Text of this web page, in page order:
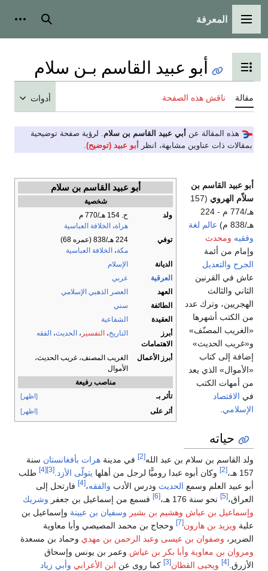
القائمة الرئيسية
المعرفة بحث
تبديل عرض جدول المحتويات
أبو عبيد القاسم بـن سلام
مقالة ناقش هذه الصفحة أدوات
هذه المقالة عن أبي عبيد القاسم بن سلام. لرؤية صفحة توضيحية
بمقالات ذات عناوين مشابهة، انظر
أبو عبيد (توضيح).
أبو عبيد القاسم بن سلام
شخصية
ولد
ح. 154 هـ/770 م
هراة، الخلافة العباسية
توفي
224 هـ/838 (عمره 68)
مكة، الخلافة العباسية
الديانة
الإسلام
العرقية
عربي
العهد
العصر الذهبي الإسلامي
الطائفة
سني
العقيدة
الشفاعية
أبرز
الاهتمامات
التاريخ، التفسير ، الحديث، الفقه
أبرز الأعمال
الغريب المصنف، غريب الحديث،
الأموال
مناصب رفيعة
تأثر بـ
[اظهر]
أثر على [اظهر]
أبو عبيد القاسم بن
سلاّم الهروي
(157
هـ/774 م - 224
هـ/838 م)
عالم لغة
وفقيه ومحدث
وإمام من أئمة
الجرح والتعديل
عاش في القرنين
الثاني والثالث
الهجريين، وترك عدد
من الكتب أشهرها
«الغريب المصنّف»
و«غريب الحديث»
إضافة إلى كتاب
«الأموال» الذي يعد
من أمهات الكتب
في الاقتصاد
الإسلامي
حياته
ولد القاسم بن سلام بن عبد الله[2] في مدينة هرات بأفغانستان سنة
157 هـ،
[2] وكان أبوه عبدا روميًّا لرجل من أهلها يتولّى الأزد.
[3]
[4]
طلب
أبو عبيد العلم وسمع الحديث ودرس الأدب والفقه،[4]
فارتحل إلى
العراق،[5] نحو سنة 176 هـ، [6] فسمع من إسماعيل بن جعفر وشريك
وإسماعيل بن عياش وهشيم بن بشير وسفيان بن عيينة وإسماعيل بن
علية ويزيد بن هارون[7]
وحجاج بن محمد المصيصي وأبا معاوية
الضرير، وصفوان بن عيسى وعبد الرحمن بن مهدي وحماد بن مسعدة
ومروان بن معاوية وأبا بكر بن عياش وعمر بن يونس وإسحاق
الأزرق.[4] ويحيى القطان[3] كما روى عن ابن الأعرابي وأبي زياد